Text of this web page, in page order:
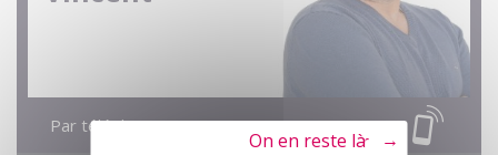
Par téléphone
Tout refuser